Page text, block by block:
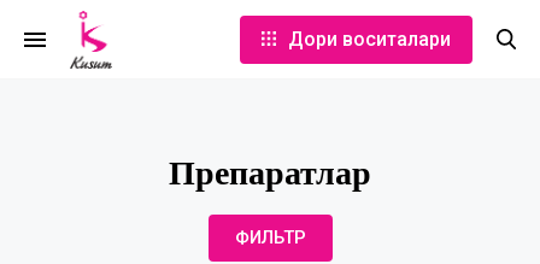
Дори воситалари
Препаратлар
ФИЛЬТР